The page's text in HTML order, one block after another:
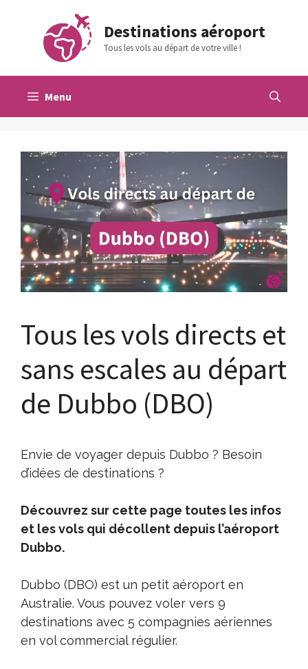
contenu
Destinations aéroport
Tous les vols au départ de votre ville !
Menu
Tous les vols directs et
sans escales au départ
de Dubbo (DBO)
Envie de voyager depuis Dubbo ? Besoin
d’idées de destinations ?
Découvrez sur cette page toutes les infos
et les vols qui décollent depuis l’aéroport
Dubbo.
Dubbo (DBO) est un petit aéroport en
Australie. Vous pouvez voler vers 9
destinations avec 5 compagnies aériennes
en vol commercial régulier.